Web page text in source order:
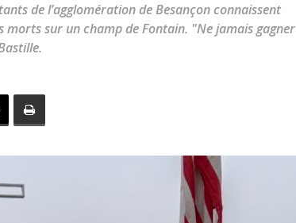
toute
locale
de l’agglomération de Besançon connaissent
sur un champ de Fontain. "Ne jamais gagner